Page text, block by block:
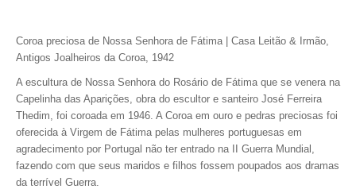
Coroa preciosa de Nossa Senhora de Fátima | Casa Leitão & Irmão,
Antigos Joalheiros da Coroa, 1942
A escultura de Nossa Senhora do Rosário de Fátima que se venera na
Capelinha das Aparições, obra do escultor e santeiro José Ferreira
Thedim, foi coroada em 1946. A Coroa em ouro e pedras preciosas foi
oferecida à Virgem de Fátima pelas mulheres portuguesas em
agradecimento por Portugal não ter entrado na II Guerra Mundial,
fazendo com que seus maridos e filhos fossem poupados aos dramas
da terrível Guerra.